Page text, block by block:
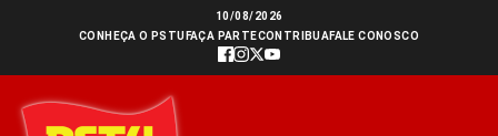
conteúdo
10/08/2026
CONHEÇA O PSTU FAÇA PARTECONTRIBUAFALE CONOSCO